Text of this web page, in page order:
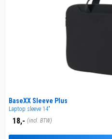
BaseXX Sleeve Plus
Laptop sleeve 14"
18,- (incl. BTW)